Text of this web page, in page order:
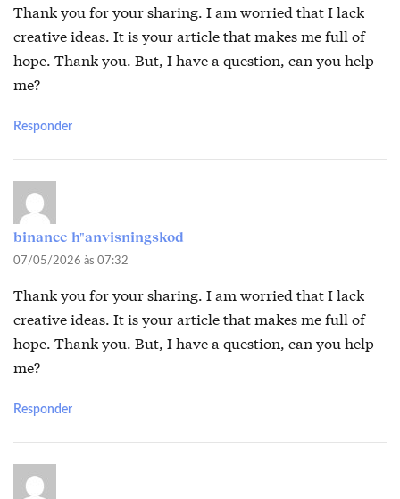
Thank you for your sharing. I am worried that I lack
creative ideas. It is your article that makes me full of
hope. Thank you. But, I have a question, can you help
me?
Responder
binance h"anvisningskod
07/05/2026 às 07:32
Thank you for your sharing. I am worried that I lack
creative ideas. It is your article that makes me full of
hope. Thank you. But, I have a question, can you help
me?
Responder